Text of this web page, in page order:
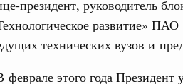
президент, руководитель
развитие»
технических вузов и
феврале этого года
развития территорий.
совещание по
кураторства в